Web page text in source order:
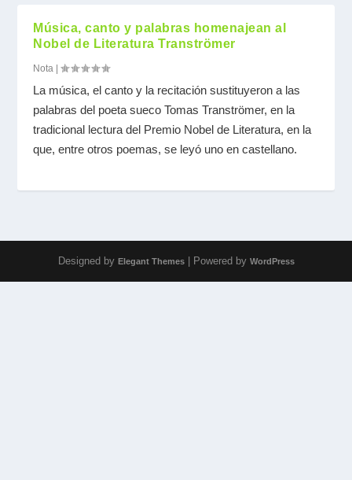
Música, canto y palabras homenajean al
Nobel de Literatura Tranströmer
Nota |
La música, el canto y la recitación sustituyeron a las
palabras del poeta sueco Tomas Tranströmer, en la
tradicional lectura del Premio Nobel de Literatura, en la
que, entre otros poemas, se leyó uno en castellano.
Designed by Elegant Themes| Powered by WordPress